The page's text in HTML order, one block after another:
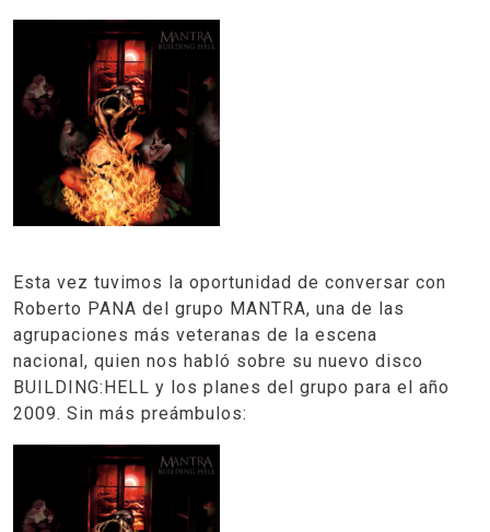
Esta vez tuvimos la oportunidad de conversar con
Roberto PANA del grupo MANTRA, una de las
agrupaciones más veteranas de la escena
nacional, quien nos habló sobre su nuevo disco
BUILDING:HELL y los planes del grupo para el año
2009. Sin más preámbulos: